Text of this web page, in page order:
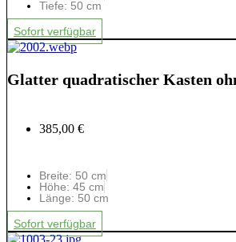
Tiefe: 50 cm
Sofort verfügbar
Glatter quadratischer Kasten
385,00 €
Breite: 50 cm
Höhe: 45 cm
Länge: 50 cm
Sofort verfügbar